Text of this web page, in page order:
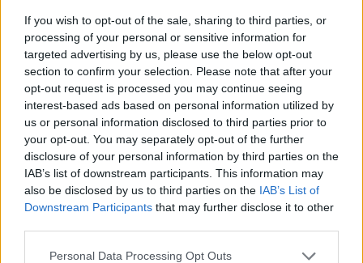
If you wish to opt-out of the sale, sharing to third parties, or
processing of your personal or sensitive information for
targeted advertising by us, please use the below opt-out
section to confirm your selection. Please note that after your
opt-out request is processed you may continue seeing
interest-based ads based on personal information utilized by
us or personal information disclosed to third parties prior to
your opt-out. You may separately opt-out of the further
disclosure of your personal information by third parties on the
IAB’s list of downstream participants. This information may
also be disclosed by us to third parties on the IAB’s List of
Downstream Participants that may further disclose it to other
Personal Data Processing Opt Outs
REPER
SENS
SOS (Șoșoacă)
POT (Gavrilă)
PACE (Peia)
Acțiunea Conservatoare (Târziu)
PDF (Lazarus)
PUSL (D. Voiculescu)
PNȚCD (Pavelescu)
PNCR (Terheș)